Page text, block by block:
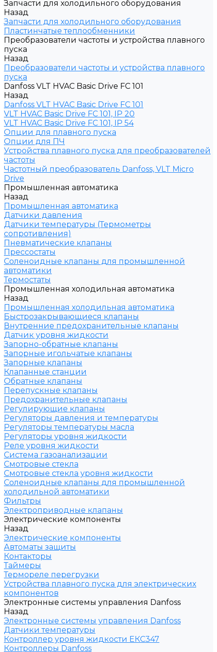
Запчасти для холодильного оборудования
Назад
Запчасти для холодильного оборудования
Пластинчатые теплообменники
Преобразователи частоты и устройства плавного
пуска
Назад
Преобразователи частоты и устройства плавного
пуска
Danfoss VLT HVAC Basic Drive FC 101
Назад
Danfoss VLT HVAC Basic Drive FC 101
VLT HVAC Basic Drive FC 101, IP 20
VLT HVAC Basic Drive FC 101, IP 54
Опции для плавного пуска
Опции для ПЧ
Устройства плавного пуска для преобразователей
частоты
Частотный преобразователь Danfoss, VLT Micro
Drive
Промышленная автоматика
Назад
Промышленная автоматика
Датчики давления
Датчики температуры (Термометры
сопротивления)
Пневматические клапаны
Прессостаты
Соленоидные клапаны для промышленной
автоматики
Термостаты
Промышленная холодильная автоматика
Назад
Промышленная холодильная автоматика
Быстрозакрывающиеся клапаны
Внутренние предохранительные клапаны
Датчик уровня жидкости
Запорно-обратные клапаны
Запорные игольчатые клапаны
Запорные клапаны
Клапанные станции
Обратные клапаны
Перепускные клапаны
Предохранительные клапаны
Регулирующие клапаны
Регуляторы давления и температуры
Регуляторы температуры масла
Регуляторы уровня жидкости
Реле уровня жидкости
Система газоанализации
Смотровые стекла
Смотровые стекла уровня жидкости
Соленоидные клапаны для промышленной
холодильной автоматики
Фильтры
Электроприводные клапаны
Электрические компоненты
Назад
Электрические компоненты
Автоматы защиты
Контакторы
Таймеры
Термореле перегрузки
Устройства плавного пуска для электрических
компонентов
Электронные системы управления Danfoss
Назад
Электронные системы управления Danfoss
Датчики температуры
Контроллер уровня жидкости ЕКС347
Контроллеры Danfoss